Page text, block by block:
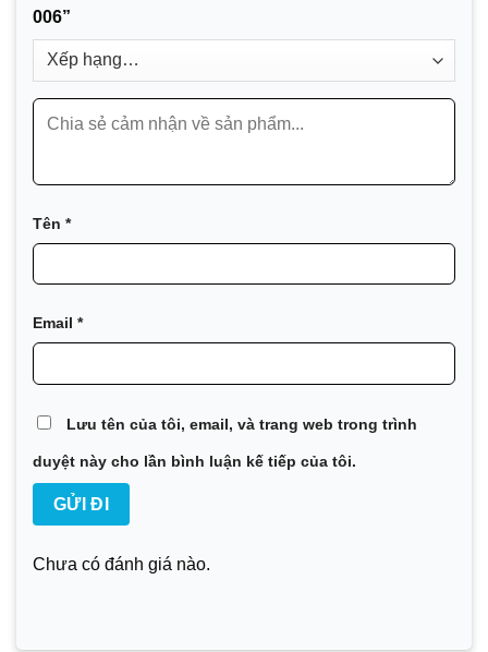
006”
Tên *
Email *
Lưu tên của tôi, email, và trang web trong trình
duyệt này cho lần bình luận kế tiếp của tôi.
Chưa có đánh giá nào.